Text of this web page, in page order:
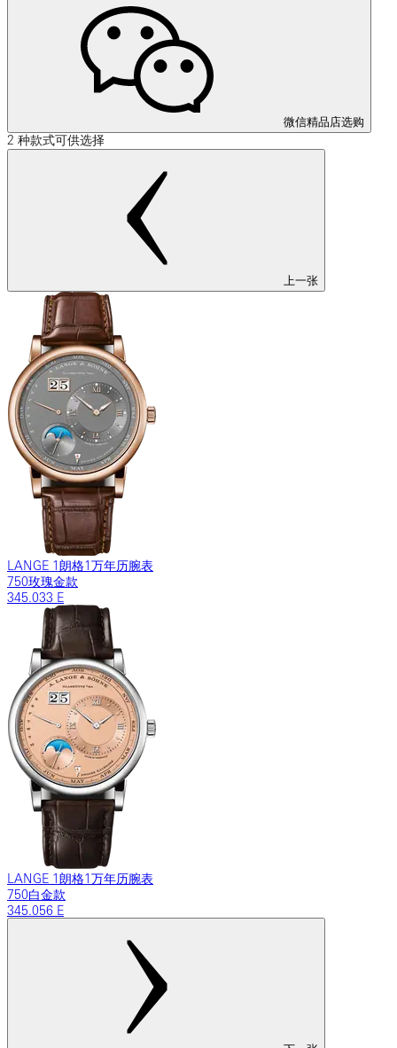
微信精品店选购
2 种款式可供选择
上一张
LANGE 1朗格1万年历腕表
750玫瑰金款
345.033 E
LANGE 1朗格1万年历腕表
750白金款
345.056 E